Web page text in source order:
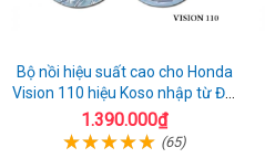
Bộ nồi hiệu suất cao cho Honda
Vision 110 hiệu Koso nhập từ Đài
Loan
1.390.000₫
(65)